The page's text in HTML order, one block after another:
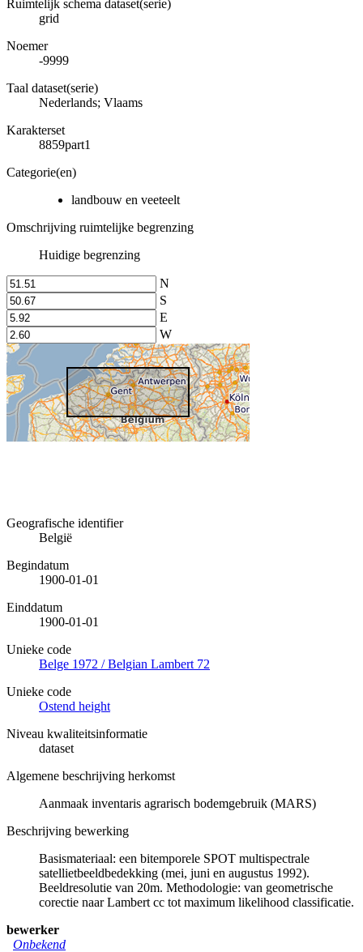
Ruimtelijk schema dataset(serie)
grid
Noemer
-9999
Taal dataset(serie)
Nederlands; Vlaams
Karakterset
8859part1
Categorie(en)
landbouw en veeteelt
Omschrijving ruimtelijke begrenzing
Huidige begrenzing
N
S
E
W
Geografische identifier
België
Begindatum
1900-01-01
Einddatum
1900-01-01
Unieke code
Belge 1972 / Belgian Lambert 72
Unieke code
Ostend height
Niveau kwaliteitsinformatie
dataset
Algemene beschrijving herkomst
Aanmaak inventaris agrarisch bodemgebruik (MARS)
Beschrijving bewerking
Basismateriaal: een bitemporele SPOT multispectrale
satellietbeeldbedekking (mei, juni en augustus 1992).
Beeldresolutie van 20m. Methodologie: van geometrische
corectie naar Lambert cc tot maximum likelihood classificatie.
bewerker
Onbekend